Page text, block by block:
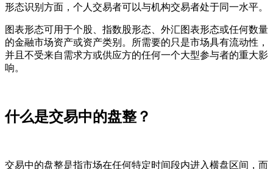
形态识别方面，个人交易者可以与机构交易者处于同一水平。
图表形态可用于个股、指数股形态、外汇图表形态或任何数量
的金融市场资产或资产类别。所需要的只是市场具有流动性，
并且不受来自需求方或供应方的任何一个大型参与者的重大影
响。
什么是交易中的盘整？
交易中的盘整是指市场在任何特定时间段内进入横盘区间，而